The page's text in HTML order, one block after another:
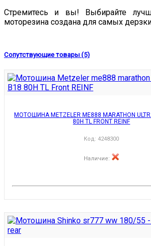
Стремитесь и вы! Выбирайте
моторезина создана для самых
Сопутствующие товары (5)
МОТОШИНА METZELER ME888 MARATHON
80H TL FRONT REINF
Код:4248300
Наличие: